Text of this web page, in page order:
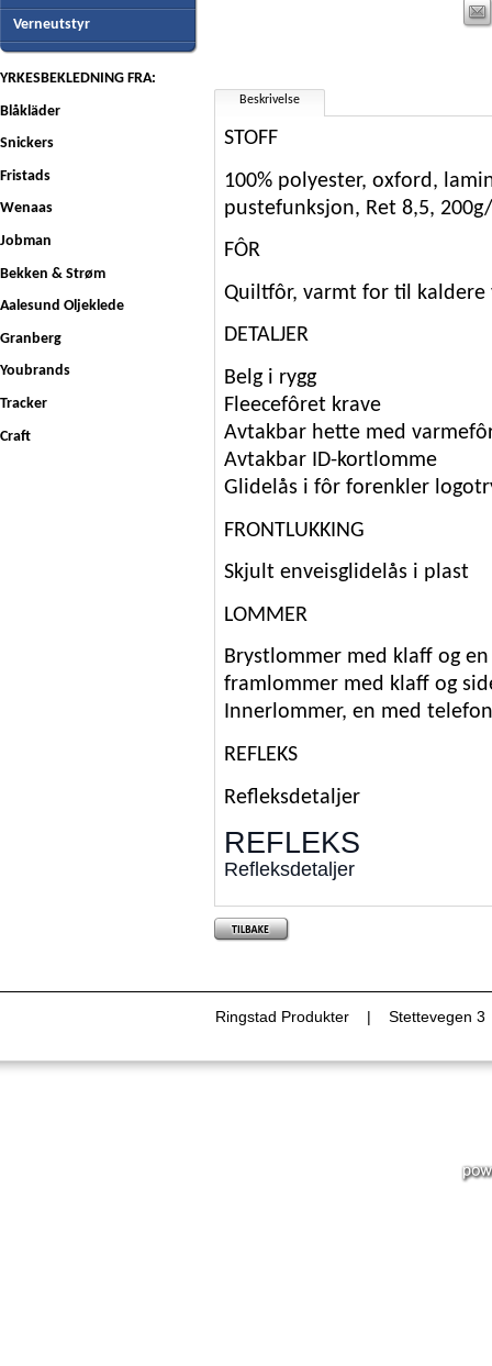
Verneutstyr
YRKESBEKLEDNING FRA:
Blåkläder
Snickers
Fristads
Wenaas
Jobman
Bekken & Strøm
Aalesund Oljeklede
Granberg
Youbrands
Tracker
Craft
Beskrivelse
STOFF
100% polyester, oxford,
pustefunksjon, Ret 8,5,
FÔR
Quiltfôr, varmt for til kaldere
DETALJER
Belg i rygg
Fleecefôret krave
Avtakbar hette med
Avtakbar ID-kortlomme
Glidelås i fôr forenkler
FRONTLUKKING
Skjult enveisglidelås i plast
LOMMER
Brystlommer med klaff og
framlommer med klaff og
Innerlommer, en med
REFLEKS
Refleksdetaljer
REFLEKS
Refleksdetaljer
Ringstad Produkter | Stettevegen